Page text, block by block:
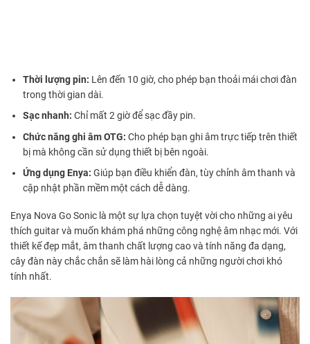
Thời lượng pin: Lên đến 10 giờ, cho phép bạn thoải mái chơi đàn
trong thời gian dài.
Sạc nhanh: Chỉ mất 2 giờ để sạc đầy pin.
Chức năng ghi âm OTG: Cho phép bạn ghi âm trực tiếp trên thiết
bị mà không cần sử dụng thiết bị bên ngoài.
Ứng dụng Enya: Giúp bạn điều khiển đàn, tùy chỉnh âm thanh và
cập nhật phần mềm một cách dễ dàng.
Enya Nova Go Sonic là một sự lựa chọn tuyệt vời cho những ai yêu
thích guitar và muốn khám phá những công nghệ âm nhạc mới. Với
thiết kế đẹp mắt, âm thanh chất lượng cao và tính năng đa dạng,
cây đàn này chắc chắn sẽ làm hài lòng cả những người chơi khó
tính nhất.